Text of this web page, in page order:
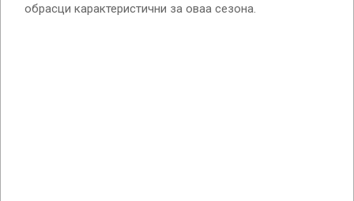
обрасци карактеристични за оваа сезона.